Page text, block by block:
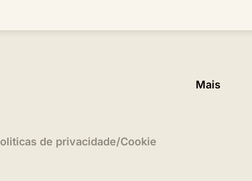
Mais
de privacidade/Cookie